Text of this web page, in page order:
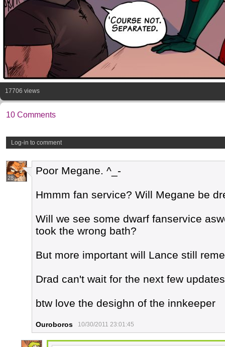
17706 views
10 Comments
Log-in to comment
28
Poor Megane. ^_-
Hmmm fan service? Will Megane be
Will we see some dwarf fanservice
took the wrong bath?
But more important will Lance still
Drad can't wait for the next few updates
btw love the desighn of the innkeeper
Ouroboros 10/30/2011 23:01:45